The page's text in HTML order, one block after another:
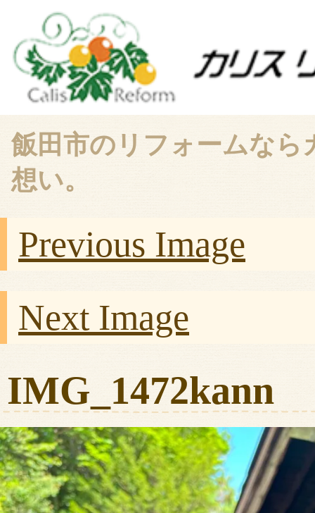
飯田市のリフォームな
想い。
Previous Image
Next Image
IMG_1472kann